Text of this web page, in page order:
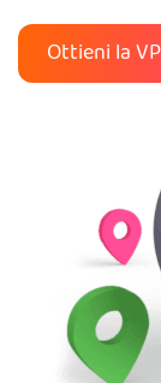
Ottieni la